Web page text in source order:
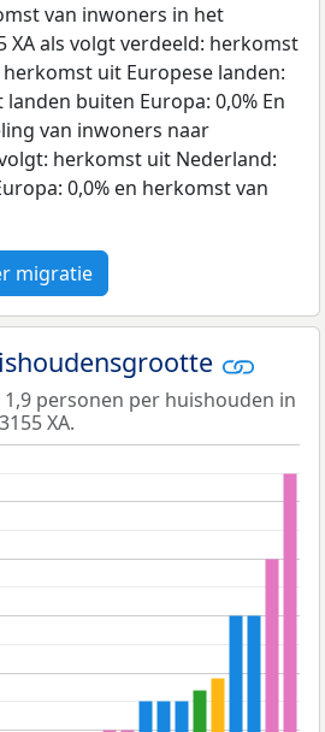
van inwoners in het
XA als volgt verdeeld: herkomst
uit Europese landen:
buiten Europa: 0,0% En
van inwoners naar
herkomst uit Nederland:
0,0% en herkomst van
migratie
personen per huishouden in
XA.